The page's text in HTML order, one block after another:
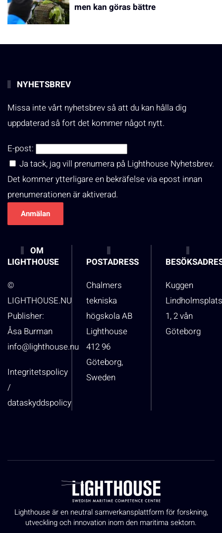
men kan göras bättre
NYHETSBREV
Missa inte vårt nyhetsbrev så att du kan hålla dig
uppdaterad så fort det kommer något nytt.
E-post:
Ja tack, jag vill prenumera på Lighthouse Nyhetsbrev.
Det kommer ytterligare en bekräfelse via epost innan
prenumerationen är aktiverad.
OM
LIGHTHOUSE
©
LIGHTHOUSE.NU
Publisher:
Åsa Burman
info@lighthouse.nu
Integritetspolicy
/
dataskyddspolicy
POSTADRESS
Chalmers
tekniska
högskola AB
Lighthouse
412 96
Göteborg,
Sweden
Kuggen
1, 2 vån
Göteborg
Lighthouse är en neutral samverkansplattform för forskning,
utveckling och innovation inom den maritima sektorn.